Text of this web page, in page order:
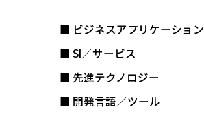
■ ビジネスアプリケーション
■ SI／サービス
■ 先進テクノロジー
■ 開発言語／ツール